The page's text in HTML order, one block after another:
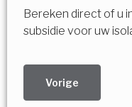
Bereken direct of u
subsidie voor uw
Vorige